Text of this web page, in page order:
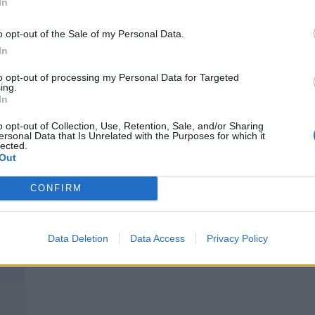
opt-out of the Sale of my Personal Data.
opt-out of processing my Personal Data for Targeted
opt-out of Collection, Use, Retention, Sale, and/or Sharing
Data that Is Unrelated with the Purposes for which it
CONFIRM
Data Deletion Data Access Privacy Policy
τους πάθος